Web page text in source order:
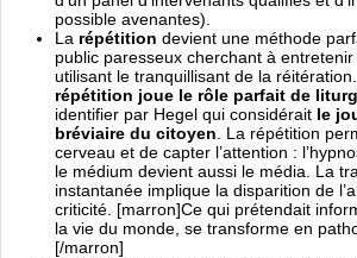
possible avenantes).
La répétition devient une méthode
public paresseux cherchant à
utilisant le tranquillisant de la réitération.
répétition joue le rôle parfait de
identifier par Hegel qui considérait le
bréviaire du citoyen. La répétition
cerveau et de capter l’attention :
le médium devient aussi le média. La
instantanée implique la disparition de
criticité. [marron]Ce qui prétendait
la vie du monde, se transforme en
[/marron]